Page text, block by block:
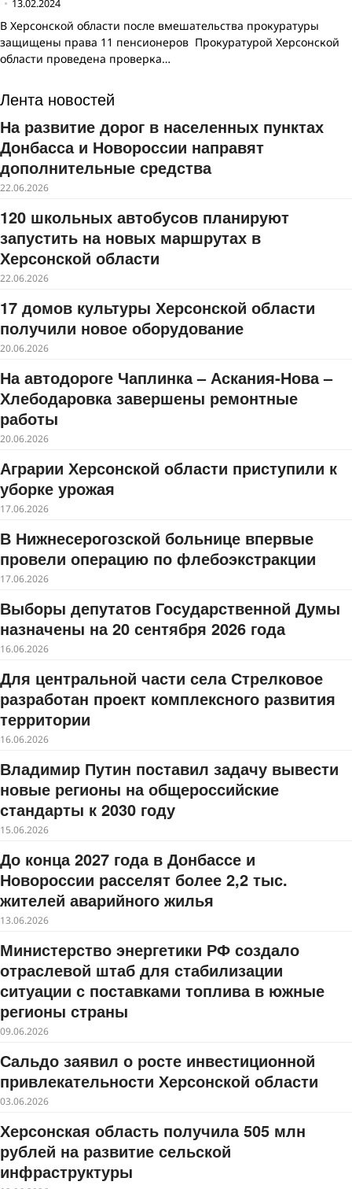
13.02.2024
В Херсонской области после вмешательства прокуратуры
защищены права 11 пенсионеров Прокуратурой Херсонской
области проведена проверка…
Лента новостей
На развитие дорог в населенных пунктах
Донбасса и Новороссии направят
дополнительные средства
22.06.2026
120 школьных автобусов планируют
запустить на новых маршрутах в
Херсонской области
22.06.2026
17 домов культуры Херсонской области
получили новое оборудование
20.06.2026
На автодороге Чаплинка – Аскания-Нова –
Хлебодаровка завершены ремонтные
работы
20.06.2026
Аграрии Херсонской области приступили к
уборке урожая
17.06.2026
В Нижнесерогозской больнице впервые
провели операцию по флебоэкстракции
17.06.2026
Выборы депутатов Государственной Думы
назначены на 20 сентября 2026 года
16.06.2026
Для центральной части села Стрелковое
разработан проект комплексного развития
территории
16.06.2026
Владимир Путин поставил задачу вывести
новые регионы на общероссийские
стандарты к 2030 году
15.06.2026
До конца 2027 года в Донбассе и
Новороссии расселят более 2,2 тыс.
жителей аварийного жилья
13.06.2026
Министерство энергетики РФ создало
отраслевой штаб для стабилизации
ситуации с поставками топлива в южные
регионы страны
09.06.2026
Сальдо заявил о росте инвестиционной
привлекательности Херсонской области
03.06.2026
Херсонская область получила 505 млн
рублей на развитие сельской
инфраструктуры